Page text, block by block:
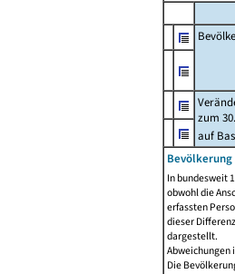
zum
auf
Bevölkerung
In bundesweit
obwohl die
erfassten
dieser
dargestellt.
Abweichungen
Die